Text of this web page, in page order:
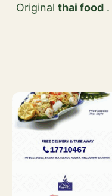
Original thai food